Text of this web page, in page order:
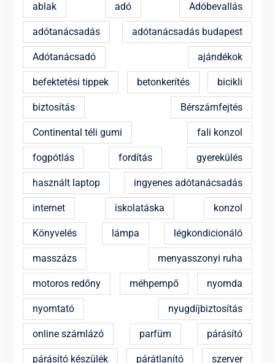
ablak adó Adóbevallás
adótanácsadás adótanácsadás budapest
Adótanácsadó ajándékok
befektetési tippek betonkerítés bicikli
biztosítás Bérszámfejtés
Continental téli gumi fali konzol
fogpótlás fordítás gyerekülés
használt laptop ingyenes adótanácsadás
internet iskolatáska konzol
Könyvelés lámpa légkondicionáló
masszázs menyasszonyi ruha
motoros redőny méhpempő nyomda
nyomtató nyugdíjbiztosítás
online számlázó parfüm párásító
párásító készülék párátlanító szerver